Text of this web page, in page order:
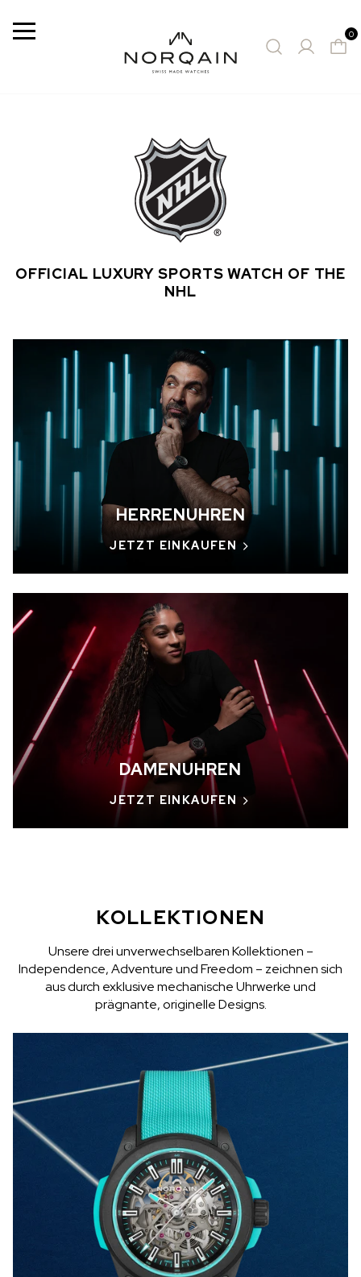
Menu
NORQAIN
SWISS
WATCHES
0
CHF 5,250
WILD ONE SKELETON
TURQUOISE
AUF LAGER
CHF 4,450
ADVENTURE CHRONO
NHL® LIMITIERTE
EDITION
41mm
NICHT AUF LAGER
CHF 5,250
WILD ONE SKELETON
GREY
DAS GOLDENE TICKET
INS PARADIES
OFFICIAL LUXURY SPORTS WATCH OF THE
NHL
HERRENUHREN
JETZT EINKAUFEN
DAMENUHREN
JETZT EINKAUFEN
KOLLEKTIONEN
Unsere drei unverwechselbaren Kollektionen –
Independence, Adventure und Freedom – zeichnen sich
aus durch exklusive mechanische Uhrwerke und
prägnante, originelle Designs.